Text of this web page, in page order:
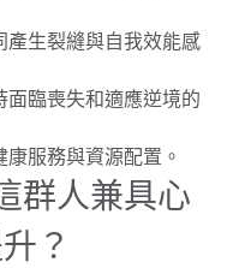
產生裂縫與自我效能感
臨喪失和適應逆境的
服務與資源配置。
群人兼具心
？